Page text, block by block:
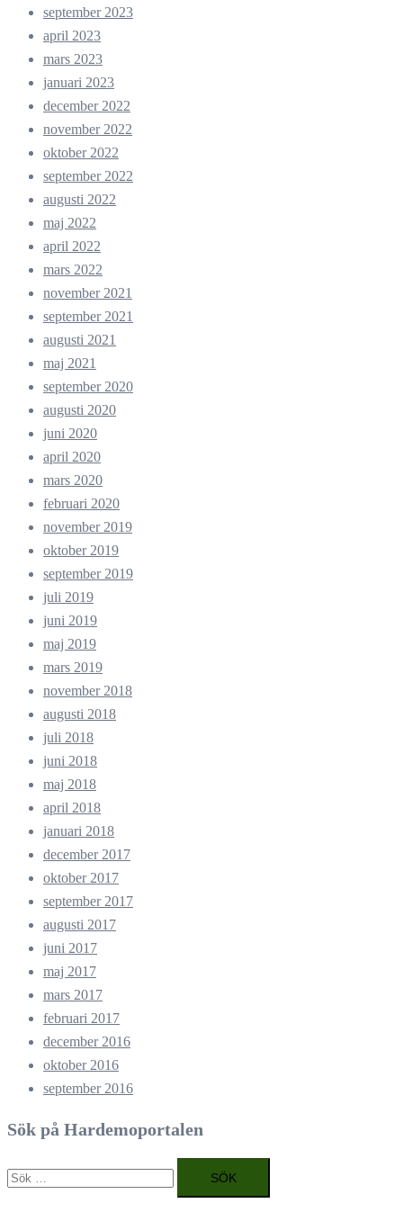
september 2023
april 2023
mars 2023
januari 2023
december 2022
november 2022
oktober 2022
september 2022
augusti 2022
maj 2022
april 2022
mars 2022
november 2021
september 2021
augusti 2021
maj 2021
september 2020
augusti 2020
juni 2020
april 2020
mars 2020
februari 2020
november 2019
oktober 2019
september 2019
juli 2019
juni 2019
maj 2019
mars 2019
november 2018
augusti 2018
juli 2018
juni 2018
maj 2018
april 2018
januari 2018
december 2017
oktober 2017
september 2017
augusti 2017
juni 2017
maj 2017
mars 2017
februari 2017
december 2016
oktober 2016
september 2016
Sök på Hardemoportalen
Sök
efter: